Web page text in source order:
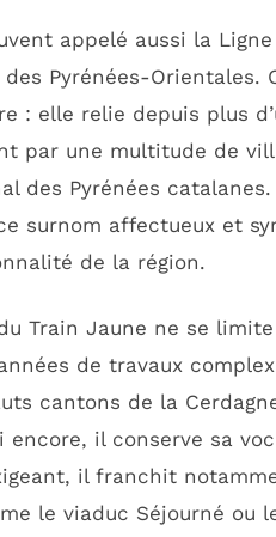
appelé aussi la
Pyrénées-
: elle relie depuis plus
par une multitude de
des Pyrénées
surnom affectueux et
de la région.
Train Jaune ne se
de travaux
cantons de la
encore, il conserve sa
il franchit
le viaduc Séjourné